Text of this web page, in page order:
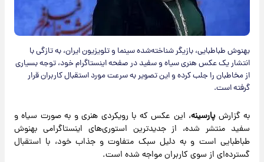
بهنوش طباطبایی، بازیگر شناخته‌شده سینما و تلویزیون ایران، به تازگی با
انتشار یک عکس هنری سیاه و سفید در صفحه اینستاگرام خود، توجه بسیاری
از مخاطبان را جلب کرده و این تصویر به سرعت مورد استقبال کاربران قرار
گرفته است.
به گزارشپارسینه، این عکس که با رویکردی هنری و به صورت سیاه و
سفید منتشر شده، از جدیدترین استوری‌های اینستاگرامی بهنوش
طباطبایی است و به دلیل سبک متفاوت و جذاب خود، با استقبال
گسترده‌ای از سوی کاربران مواجه شده است.